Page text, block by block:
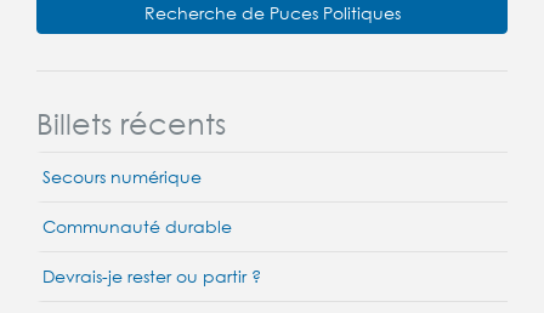
Recherche de Puces Politiques
Billets récents
Secours numérique
Communauté durable
Devrais-je rester ou partir ?